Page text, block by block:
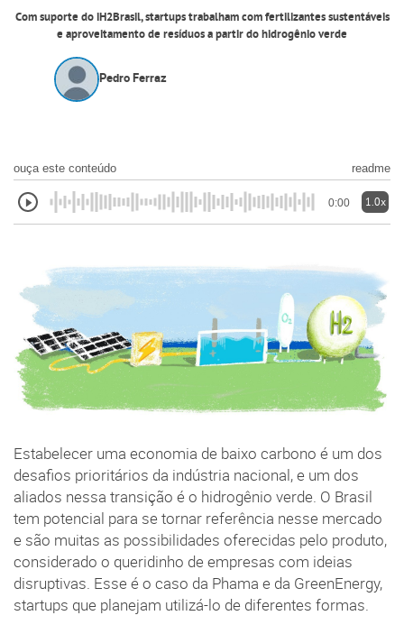
Com suporte do iH2Brasil, startups trabalham com fertilizantes sustentáveis
e aproveitamento de resíduos a partir do hidrogênio verde
Pedro Ferraz
ouça este conteúdo readme
0:00 1.0x
Estabelecer uma economia de baixo carbono é um dos
desafios prioritários da indústria nacional, e um dos
aliados nessa transição é o hidrogênio verde. O Brasil
tem potencial para se tornar referência nesse mercado
e são muitas as possibilidades oferecidas pelo produto,
considerado o queridinho de empresas com ideias
disruptivas. Esse é o caso da Phama e da GreenEnergy,
startups que planejam utilizá-lo de diferentes formas.